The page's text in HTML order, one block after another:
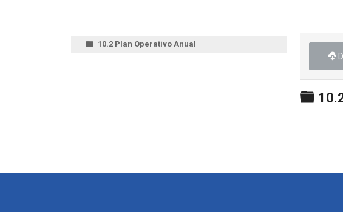
10.2 Plan Operativo Anual